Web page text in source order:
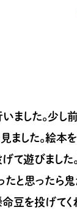
した。少し
ました。絵本
遊びました。
たと思ったら
豆を投げて